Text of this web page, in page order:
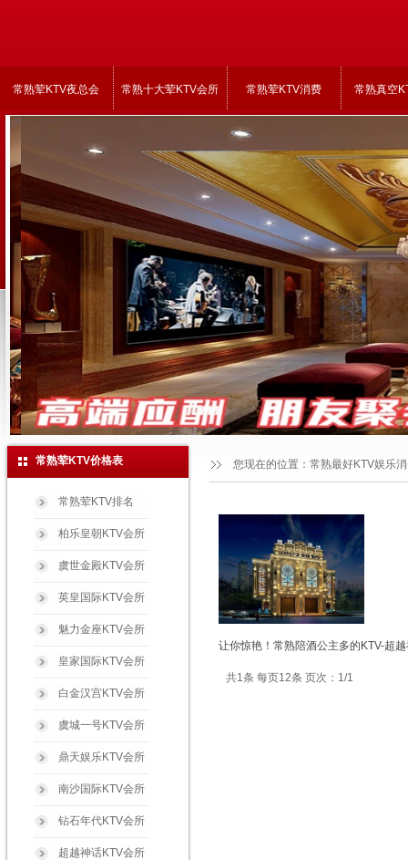
常熟荤KTV夜总会 常熟十大荤KTV会所 常熟荤KTV消费 常熟真空
常熟荤KTV价格表
常熟荤KTV排名
柏乐皇朝KTV会所
虞世金殿KTV会所
英皇国际KTV会所
魅力金座KTV会所
皇家国际KTV会所
白金汉宫KTV会所
虞城一号KTV会所
鼎天娱乐KTV会所
南沙国际KTV会所
钻石年代KTV会所
超越神话KTV会所
让你惊艳！常熟陪酒公主多的KTV-超
共1条 每页12条 页次：1/1
您现在的位置： 常熟最好KTV娱乐